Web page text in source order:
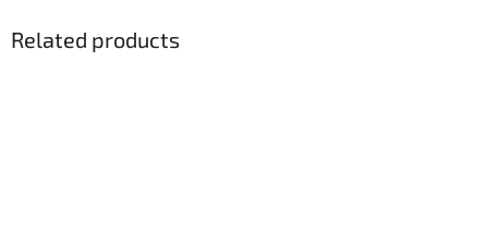
Related products